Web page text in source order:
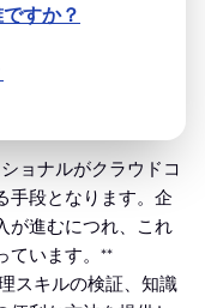
すか？
ョナルがクラウドコ
手段となります。企
が進むにつれ、これ
ています。**
スキルの検証、知識